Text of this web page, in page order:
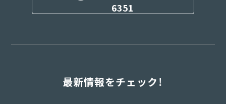
6351
最新情報をチェック！